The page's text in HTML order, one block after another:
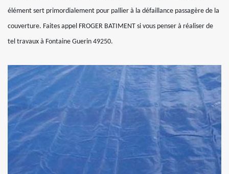
élément sert primordialement pour pallier à la défaillance passagère de la
couverture. Faites appel FROGER BATIMENT si vous penser à réaliser de
tel travaux à Fontaine Guerin 49250.